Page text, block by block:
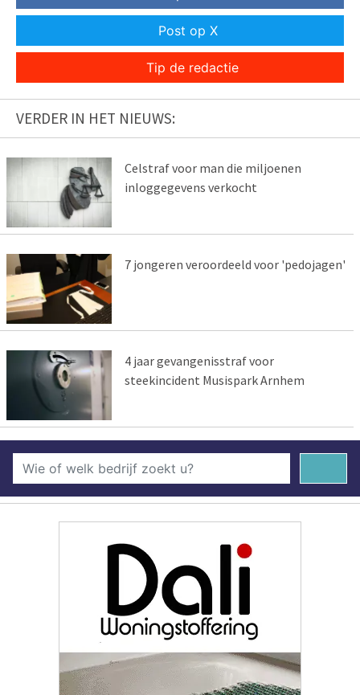
Post op X
Tip de redactie
VERDER IN HET NIEUWS:
Celstraf voor man die miljoenen
inloggegevens verkocht
7 jongeren veroordeeld voor 'pedojagen'
4 jaar gevangenisstraf voor
steekincident Musispark Arnhem